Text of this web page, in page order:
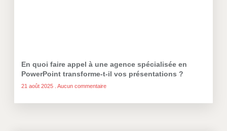
En quoi faire appel à une agence spécialisée en
PowerPoint transforme-t-il vos présentations ?
21 août 2025 Aucun commentaire